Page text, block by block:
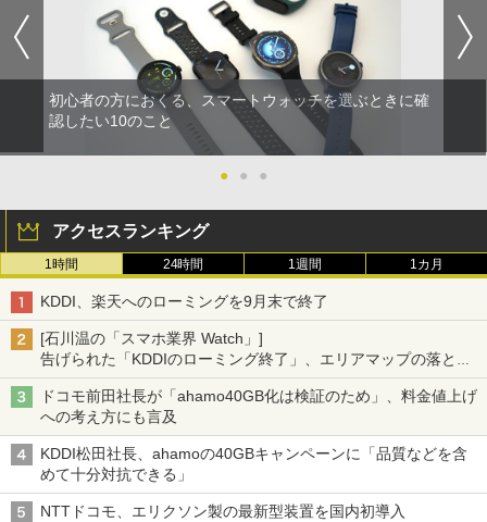
初心者の方におくる、スマートウォッチを選ぶときに確
認したい10のこと
● ● ●
アクセスランキング
1時間 24時間 1週間 1カ月
KDDI、楽天へのローミングを9月末で終了
[石川温の「スマホ業界 Watch」]
告げられた「KDDIのローミング終了」、エリアマップの落とし
穴と楽天モバイルの課題
ドコモ前田社長が「ahamo40GB化は検証のため」、料金値上げ
への考え方にも言及
KDDI松田社長、ahamoの40GBキャンペーンに「品質などを含
めて十分対抗できる」
NTTドコモ、エリクソン製の最新型装置を国内初導入